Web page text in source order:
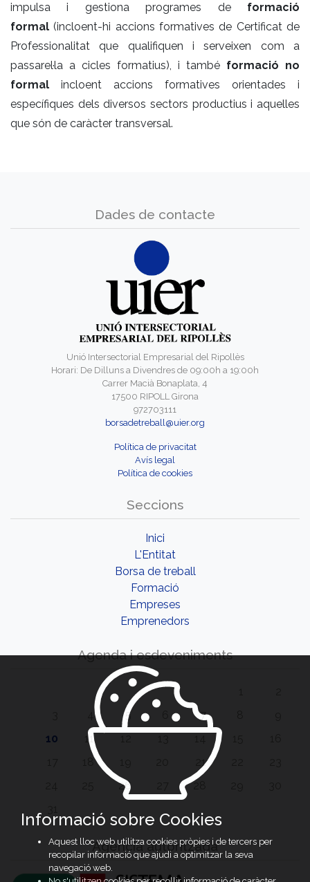
impulsa i gestiona programes de
formació
formal (incloent-hi accions formatives de Certificat de
Professionalitat que qualifiquen i serveixen com a
passarel·la a cicles formatius), i també formació no
formal
incloent accions formatives orientades i
específiques dels diversos sectors productius i aquelles
que són de caràcter transversal.
Dades de contacte
Unió Intersectorial Empresarial del Ripollès
Horari: De Dilluns a Divendres de 09:00h a 19:00h
Carrer Macià Bonaplata, 4
17500 RIPOLL Girona
972703111
borsadetreball@uier.org
Política de privacitat
Avís legal
Política de cookies
Seccions
Inici
L'Entitat
Borsa de treball
Formació
Empreses
Emprenedors
Agenda i esdeveniments
5 7
10
11
21
26 28
Agència autoritzada
Informació sobre Cookies
Aquest lloc web utilitza cookies pròpies i de tercers per
recopilar informació que ajudi a optimitzar la seva
navegació web.